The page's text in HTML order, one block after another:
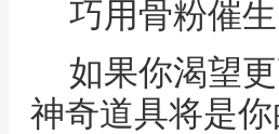
巧用骨粉催
如果你渴望
神奇道具将是